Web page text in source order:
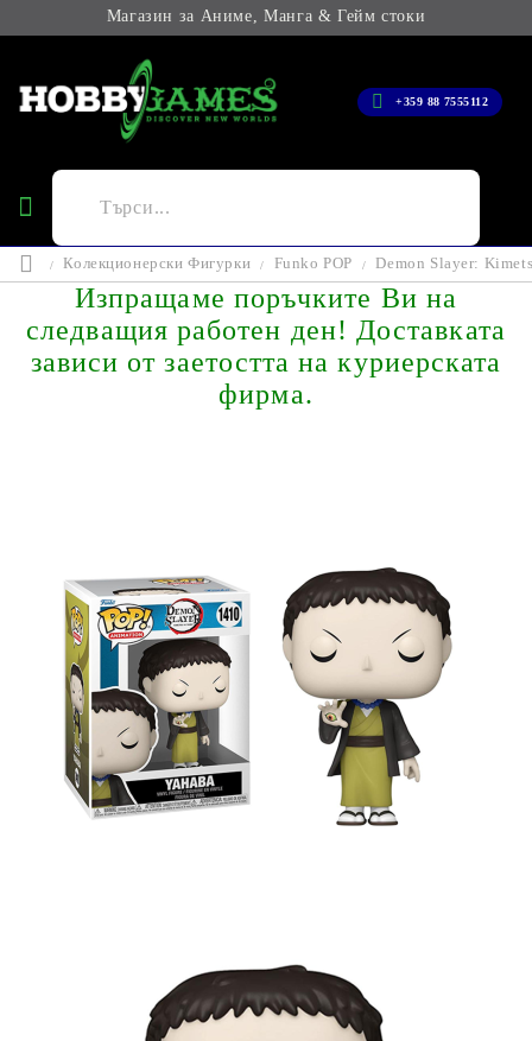
Магазин за Аниме, Манга & Гейм стоки
+359 88 7555112
Колекционерски Фигурки Funko POP Demon Slayer:
Изпращаме поръчките Ви на
следващия работен ден! Доставката
зависи от заетостта на куриерската
фирма.